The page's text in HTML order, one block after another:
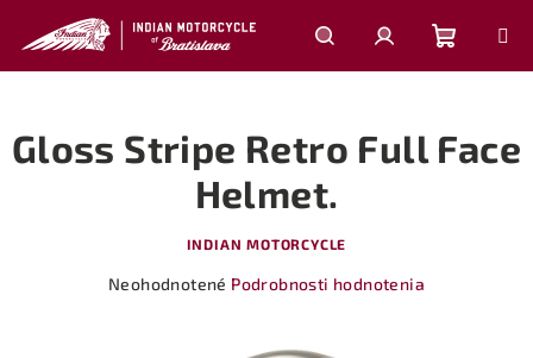
obsah
HľadaťPrihlásenie
košík
Gloss Stripe Retro Full Face
Helmet.
INDIAN MOTORCYCLE
Priemerné
Neohodnotené Podrobnosti hodnotenia